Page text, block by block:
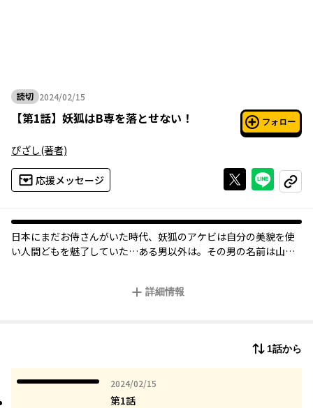
読切 2024/02/15
2024年02月15日
【第1話】 妖狐はB専を落とせない！ フォロー
ぴざし(著者)
応援メッセージ Xで投稿する
ライン
コピー
日本にまだお侍さんがいた時代、妖狐のアケビは自分の美貌を使
い人間どもを魅了していた…ある男以外は。その男の名前は山本
プライドを傷つけられたアケビは、ブサイク好きの虎之助を篭絡
詳細情報
1話から
2024/02/15
2024年02月15日
第1話